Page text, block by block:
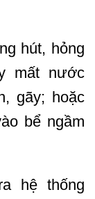
hút, hỏng
mất nước
gãy; hoặc
bể ngầm
hệ thống